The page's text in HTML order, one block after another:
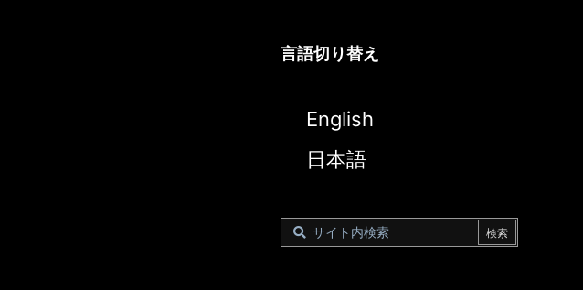
言語切り替え
English
日本語